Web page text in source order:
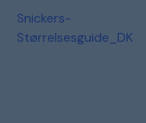
Snickers-
Størrelsesguide_DK